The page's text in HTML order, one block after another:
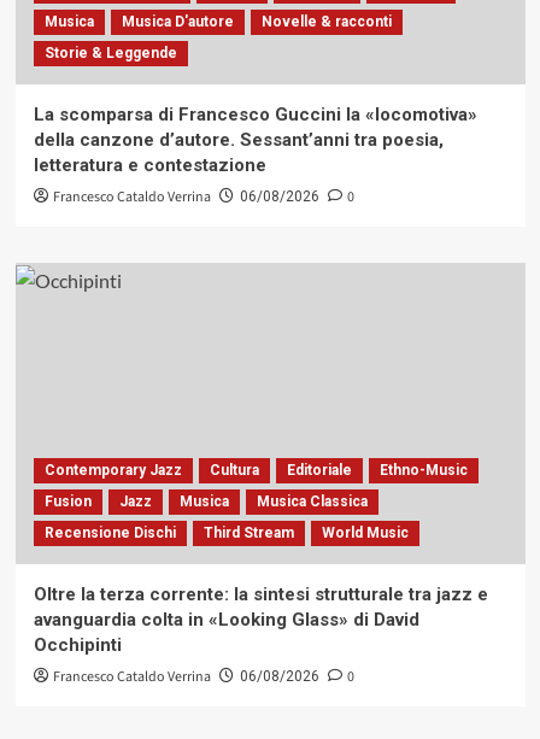
Musica
Musica D'autore
Novelle & racconti
Storie & Leggende
La scomparsa di Francesco Guccini la «locomotiva»
della canzone d’autore. Sessant’anni tra poesia,
letteratura e contestazione
Francesco Cataldo Verrina 06/08/2026 0
Contemporary Jazz Cultura Editoriale
Ethno-Music
Fusion
Jazz Musica
Musica Classica
Recensione Dischi
Third Stream World Music
Oltre la terza corrente: la sintesi strutturale tra jazz e
avanguardia colta in «Looking Glass» di David
Occhipinti
Francesco Cataldo Verrina 06/08/2026 0